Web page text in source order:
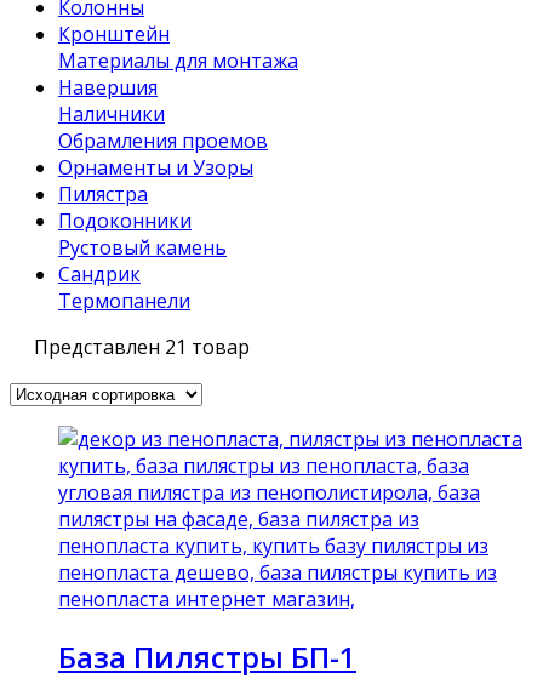
Колонны
Кронштейн
Материалы для монтажа
Навершия
Наличники
Обрамления проемов
Орнаменты и Узоры
Пилястра
Подоконники
Рустовый камень
Сандрик
Термопанели
Представлен 21 товар
База Пилястры БП-1